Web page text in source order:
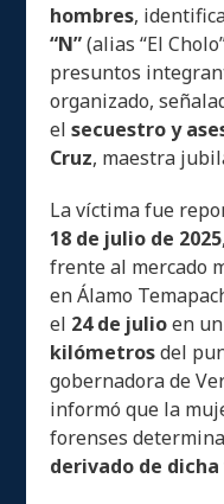
hombres,
“N”(alias “El
presuntos
organizado,
elsecuestro y
Cruz, maestra
La víctima fue
18 de julio de 2025
frente al mercado
en Álamo
el 24 de julioen
kilómetrosdel
gobernadora de
informó que la
forenses
derivado de